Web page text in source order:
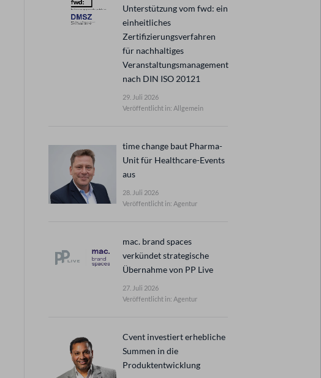
Unterstützung vom fwd: ein
einheitliches
Zertifizierungsverfahren
für nachhaltiges
Veranstaltungsmanagement
nach DIN ISO 20121
29. Juli 2026
Veröffentlicht in: Allgemein
time change baut Pharma-
Unit für Healthcare-Events
aus
28. Juli 2026
Veröffentlicht in: Agentur
mac. brand spaces
verkündet strategische
Übernahme von PP Live
27. Juli 2026
Veröffentlicht in: Agentur
Cvent investiert erhebliche
Summen in die
Produktentwicklung